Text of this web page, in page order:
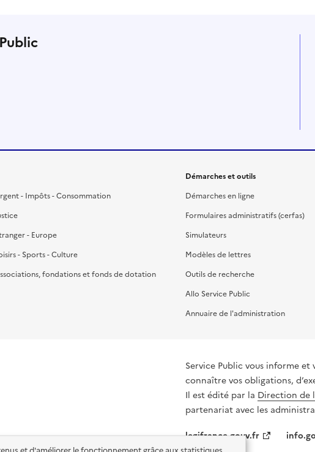
- Impôts - Consommation
- Europe
- Sports - Culture
fondations et fonds de dotation
Démarches et outils
Démarches en ligne
Formulaires administratifs (cerfas)
Simulateurs
Modèles de lettres
Outils de recherche
Allo Service Public
Annuaire de l'administration
Service Public vous informe
connaître vos obligations,
Il est édité par la Direction de
partenariat avec les
legifrance.gouv.fr